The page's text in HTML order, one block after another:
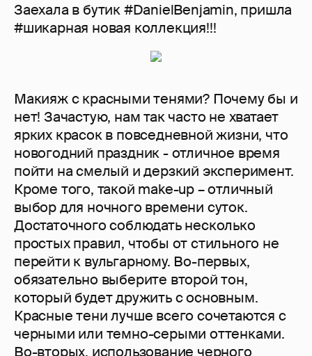
Заехала в бутик #DanielBenjamin, пришла
#шикарная новая коллекция!!!
Макияж с красными тенями? Почему бы и
нет! Зачастую, нам так часто не хватает
ярких красок в повседневной жизни, что
новогодний праздник - отличное время
пойти на смелый и дерзкий эксперимент.
Кроме того, такой make-up – отличный
выбор для ночного времени суток.
Достаточного соблюдать несколько
простых правил, чтобы от стильного не
перейти к вульгарному. Во-первых,
обязательно выберите второй тон,
который будет дружить с основным.
Красные тени лучше всего сочетаются с
черными или темно-серыми оттенками.
Во-вторых, использование черного